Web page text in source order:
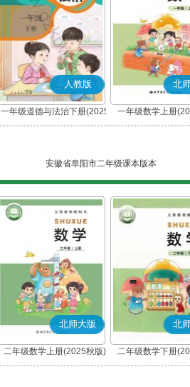
人教版
一年级道德与法治下册(2025
春版)(部编版)
北
一年级数学上册
安徽省阜阳市二年级课本版本
北师大版
二年级数学上册(2025秋版)
北
二年级数学下册